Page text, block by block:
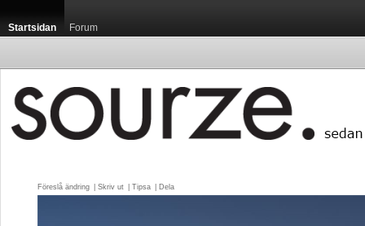
Startsidan Forum
Föreslå ändring Skriv ut Tipsa Dela